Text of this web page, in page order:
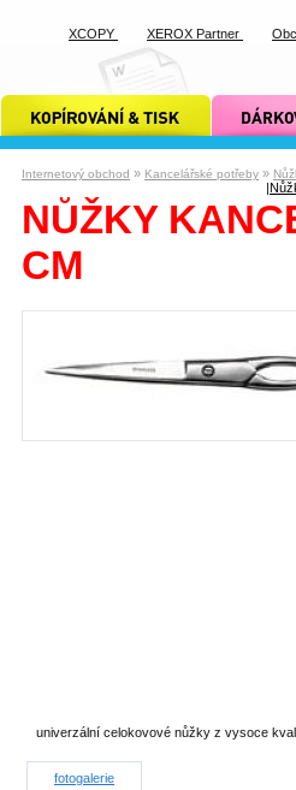
Internetový obchod » Kancelářské potřeby »
|
NŮŽKY
CM
univerzální celokovové nůžky z vysoce
fotogalerie
kopírování a tisk xcopy dárkové služby
XCOPY XEROX Partner